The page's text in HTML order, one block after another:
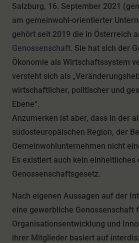
Salzburg, 16. September 2021
am gemeinwohl-orientierter
gehört seit 2019 die in Österreich
Genossenschaft. Sie hat sich der
Ökonomie als Wirtschaftssystem
versteht sich als
wirtschaftlicher, politischer und
Ebene“.
Anzumerken ist aber, dass in der
südosteuropäischen Region, der
Gemeinwohlunternehmen nicht
Es existiert auch kein einheitliches
Genossenschaftsgesetz.
Nach eigenen Aussagen auf der
eine gewerbliche Genossenschaft
Organisationsentwicklung und
ihrer Mitglieder basiert auf